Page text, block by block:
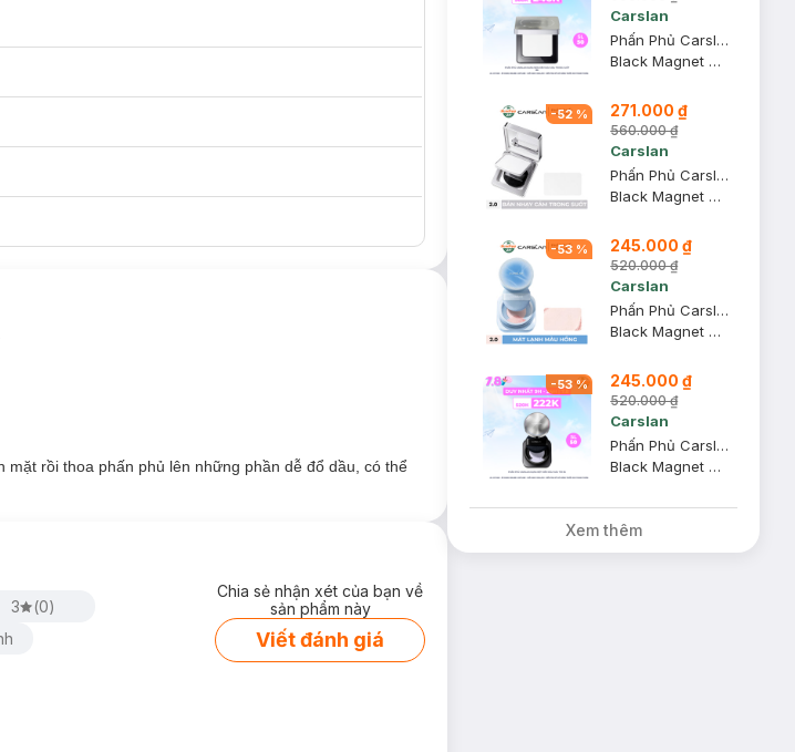
rồi thoa phấn phủ lên những phần dễ đổ dầu, có thể
3 (0)
Chia sẻ nhận xét của bạn về
sản phẩm này
Viết đánh giá
Carslan
Phấn Phủ Carslan Dạng Nén Kiềm Dầu Màu Trong Suốt 8g
Black Magnet Soft Focus Powder 2.0
-52 % 271.000 ₫
560.000 ₫
Carslan
Phấn Phủ Carslan Dạng Nén Nhạy Cảm Màu Trong Suốt 8g
Black Magnet Soft Focus Powder 2.0
-53 % 245.000 ₫
520.000 ₫
Carslan
Phấn Phủ Carslan Dạng Bột Mát Lạnh Màu Hồng 8g
Black Magnet Soft Focus Make-Up Powder 05 - 2.0 #Pink
-53% 245.000 ₫
520.000 ₫
Carslan
Phấn Phủ Carslan Dạng Bột Kiềm Dầu Màu Tím 8g
Black Magnet Soft Focus Make-Up Powder 2.0 #Purple
Xem thêm